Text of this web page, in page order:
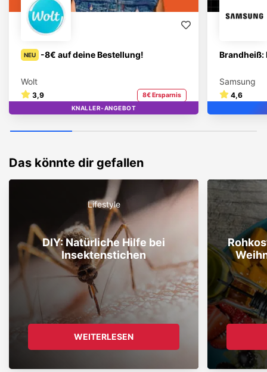
NEU -8€ auf deine Bestellung!
Wolt
3,9 8€ Ersparnis
TOP
KNALLER-ANGEBOT
Brandheiß:
Samsung
4,6
Das könnte dir gefallen
Lifestyle
DIY: Natürliche Hilfe bei
Insektenstichen
WEITERLESEN